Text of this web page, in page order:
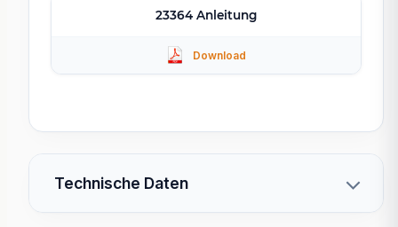
23364 Anleitung
Technische Daten